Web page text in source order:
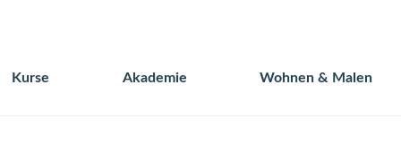
Navigation
Kurse Akademie Wohnen & Malen